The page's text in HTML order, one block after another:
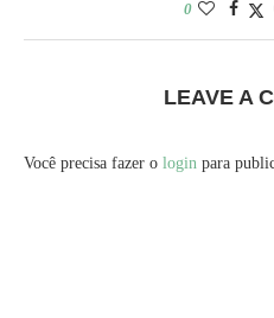
0
LEAVE A
Você precisa fazer o login para